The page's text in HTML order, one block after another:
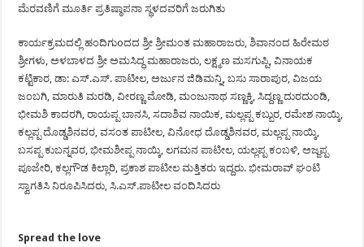
ಮೆರವಣಿಗೆ ಮೂರ್ತಿ ಪ್ರತಿಷ್ಠಾಪನಾ ಸ್ಥಳದವರಿಗೆ ಜರುಗಿತು
ಕಾರ್ಯಕ್ರಮದಲ್ಲಿ ಹಂದಿಗುoದದ ಶ್ರೀ ಶ್ರೀಮಂತ ಮಹಾರಾಜರು, ಶಿವಾನಂದ ಹಿರೇಮಠ
ಶ್ರೀಗಳು, ಅಳಬಾಳದ ಶ್ರೀ ಅಮಸಿದ್ಧ ಮಹಾರಾಜರು, ಲಕ್ಷ್ಮಣ ಮಸಗುಪ್ಪಿ, ವಿನಾಯಕ
ಕಟ್ಟಿಕಾರ, ಡಾ: ಎಸ್.ಎಸ್. ಪಾಟೀಲ, ಅರ್ಜುನ ಜಿಡಿಮನ್ನಿ, ಬಸು ಸಾರಾಪುರ, ವಿಜಯ
ಜಂಬಗಿ, ಮಾರುತಿ ಮರಡಿ, ವೀರಣ್ಣ ಮೋಡಿ, ಮಂಜುನಾಥ ಸಣ್ಣಕ್ಕಿ, ಸಿದ್ದಣ್ಣ ದುರದುಂಡಿ,
ಭೀಮಶಿ ಕಾದರಗಿ, ರಾಯಪ್ಪ ಬಾನಸಿ, ಸದಾಶಿವ ನಾಯಿಕ, ಮಲ್ಲಪ್ಪ ಕಬ್ಬುರ, ರಮೇಶ ನಾಯ್ಕಿ,
ಕಲ್ಲಪ್ಪ ದೊಡ್ಡಶಿನವರ, ವಸಂತ ಪಾಟೀಲ, ವಿನೋಧ ದೊಡ್ಡಶಿನವರ, ಮಲ್ಲಪ್ಪ ನಾಯ್ಕಿ,
ಬಸಪ್ಪ ಕುಬನ್ನವರ, ಭೀಮಶೀಪ್ಪ ನಾಯ್ಕಿ, ಲಗಮನ ಪಾಟೀಲ, ಯಲ್ಲಪ್ಪ ಕಂಬಳಿ, ಅಜ್ಜಪ್ಪ
ಪೂಜೇರಿ, ಕಲ್ಲಗೌಡ ಕಿಲ್ಲಾರಿ, ಪ್ರಕಾಶ ಪಾಟೀಲ ಮತ್ತಿತರು ಇದ್ದರು. ಭೀಮರಾವ್ ಘಂಟಿ
ಸ್ವಾಗತಿಸಿ ನಿರೂಪಿಸಿದರು, ಸಿ.ಎಸ್.ಪಾಟೀಲ ವಂದಿಸಿದರು
Spread the love